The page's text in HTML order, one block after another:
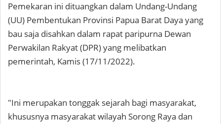
Pemekaran ini dituangkan dalam Undang-Undang
(UU) Pembentukan Provinsi Papua Barat Daya yang
bau saja disahkan dalam rapat paripurna Dewan
Perwakilan Rakyat (DPR) yang melibatkan
pemerintah, Kamis (17/11/2022).
"Ini merupakan tonggak sejarah bagi masyarakat,
khususnya masyarakat wilayah Sorong Raya dan